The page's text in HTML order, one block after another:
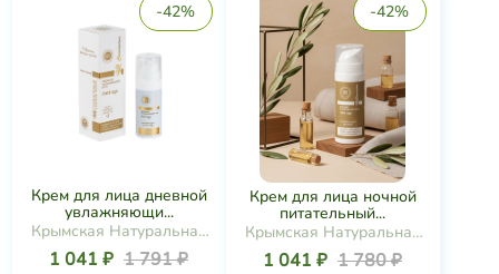
-42%
Крем для лица дневной
увлажняющи...
Крымская Натуральная
Коллекция
1 041 ₽ 1 791 ₽
-42%
Крем для лица ночной
питательный...
Крымская Натуральная
Коллекция
1 041 ₽ 1 780 ₽